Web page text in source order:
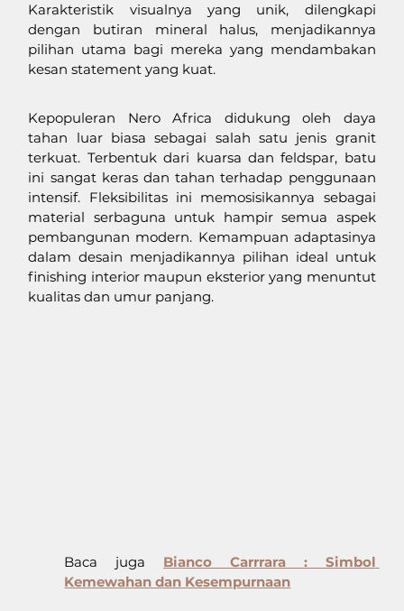
Karakteristik visualnya yang unik, dilengkapi
dengan butiran mineral halus, menjadikannya
pilihan utama bagi mereka yang mendambakan
kesan statement yang kuat.
Kepopuleran Nero Africa didukung oleh daya
tahan luar biasa sebagai salah satu jenis granit
terkuat. Terbentuk dari kuarsa dan feldspar, batu
ini sangat keras dan tahan terhadap penggunaan
intensif. Fleksibilitas ini memosisikannya sebagai
material serbaguna untuk hampir semua aspek
pembangunan modern. Kemampuan adaptasinya
dalam desain menjadikannya pilihan ideal untuk
finishing interior maupun eksterior yang menuntut
kualitas dan umur panjang.
Baca juga Bianco Carrrara : Simbol
Kemewahan dan Kesempurnaan